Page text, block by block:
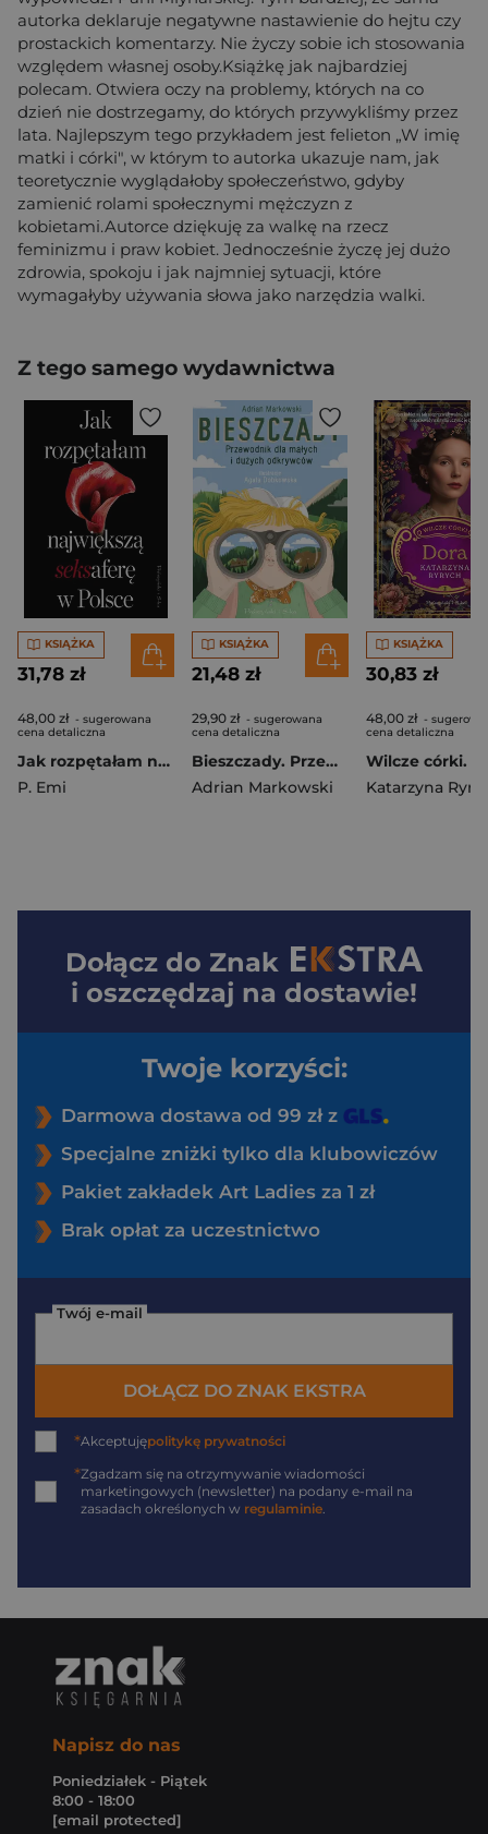
autorka deklaruje negatywne nastawienie do hejtu czy
prostackich komentarzy. Nie życzy sobie ich stosowania
względem własnej osoby.Książkę jak najbardziej
polecam. Otwiera oczy na problemy, których na co
dzień nie dostrzegamy, do których przywykliśmy przez
lata. Najlepszym tego przykładem jest felieton „W imię
matki i córki", w którym to autorka ukazuje nam, jak
teoretycznie wyglądałoby społeczeństwo, gdyby
zamienić rolami społecznymi mężczyzn z
kobietami.Autorce dziękuję za walkę na rzecz
feminizmu i praw kobiet. Jednocześnie życzę jej dużo
zdrowia, spokoju i jak najmniej sytuacji, które
wymagałyby używania słowa jako narzędzia walki.
Z tego samego wydawnictwa
KSIĄŻKA
31,78 zł
48,00 zł - sugerowana
cena detaliczna
Jak rozpętałam największą seksaferę w Polsce
P. Emi
KSIĄŻKA
21,48 zł
29,90 zł - sugerowana
cena detaliczna
Bieszczady. Przewodnik dla małych i dużych odkrywców
Adrian Markowski
KSIĄŻKA
30,83 zł
48,00 zł -
cena detaliczna
Katarzyna
Dołącz do Znak
i oszczędzaj na dostawie!
Twoje korzyści:
Darmowa dostawa od 99 zł z
Specjalne zniżki tylko dla klubowiczów
Pakiet zakładek Art Ladies za 1 zł
Brak opłat za uczestnictwo
Twój e-mail
DOŁĄCZ DO ZNAK EKSTRA
*Akceptujępolitykę prywatności
*Zgadzam się na otrzymywanie wiadomości
marketingowych (newsletter) na podany e-mail na
zasadach określonych w regulaminie
Napisz do nas
Poniedziałek - Piątek
8:00 - 18:00
[email protected]